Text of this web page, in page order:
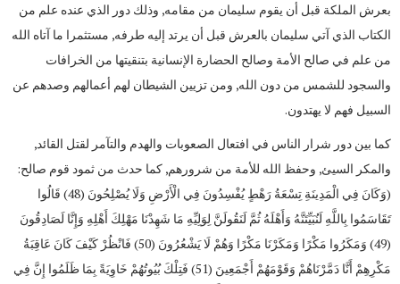
بعرش الملكة قبل أن يقوم سليمان من مقامه, وذلك دور الذي عنده علم من
الكتاب الذي آتي سليمان بالعرش قبل أن يرتد إليه طرفه, مستثمرا ما آتاه الله
من علم في صالح الأمة وصالح الحضارة الإنسانية بتنقيتها من الخرافات
والسجود للشمس من دون الله, ومن تزيين الشيطان لهم أعمالهم وصدهم عن
السبيل فهم لا يهتدون.
كما بين دور شرار الناس في افتعال الصعوبات والهدم والتآمر لقتل القائد,
والمكر السيئ, وحفظ الله للأمة من شرورهم, كما حدث من ثمود قوم صالح:
(وَكَانَ فِي الْمَدِينَةِ تِسْعَةُ رَهْطٍ يُفْسِدُونَ فِي الْأَرْضِ وَلَا يُصْلِحُونَ (48) قَالُوا
تَقَاسَمُوا بِاللَّهِ لَنُبَيِّتَنَّهُ وَأَهْلَهُ ثُمَّ لَنَقُولَنَّ لِوَلِيِّهِ مَا شَهِدْنَا مَهْلِكَ أَهْلِهِ وَإِنَّا لَصَادِقُونَ
(49) وَمَكَرُوا مَكْرًا وَمَكَرْنَا مَكْرًا وَهُمْ لَا يَشْعُرُونَ (50) فَانْظُرْ كَيْفَ كَانَ عَاقِبَةُ
مَكْرِهِمْ أَنَّا دَمَّرْنَاهُمْ وَقَوْمَهُمْ أَجْمَعِينَ (51) فَتِلْكَ بُيُوتُهُمْ خَاوِيَةً بِمَا ظَلَمُوا إِنَّ فِي